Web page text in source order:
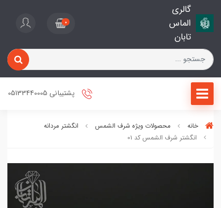
گالری
الماس
تابان
0
پشتیبانی 05133440005
خانه محصولات ویژه شرف الشمس
انگشتر مردانه
انگشتر شرف الشمس کد 01